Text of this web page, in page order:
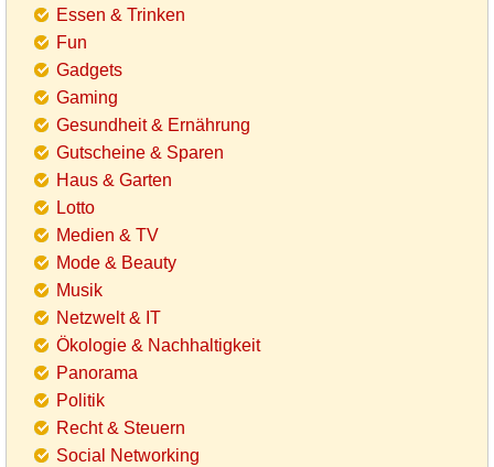
Essen & Trinken
Fun
Gadgets
Gaming
Gesundheit & Ernährung
Gutscheine & Sparen
Haus & Garten
Lotto
Medien & TV
Mode & Beauty
Musik
Netzwelt & IT
Ökologie & Nachhaltigkeit
Panorama
Politik
Recht & Steuern
Social Networking